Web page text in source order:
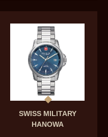
SWISS MILITARY
HANOWA